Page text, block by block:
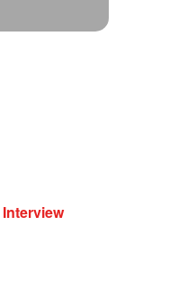
Interview